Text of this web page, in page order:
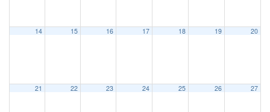
14 15 16 17 18 19 20
21 22 23 24 25 26 27